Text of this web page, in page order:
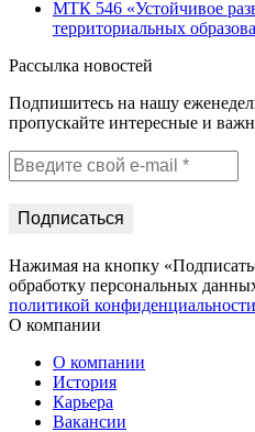
МТК 546 «Устойчивое
территориальных
Рассылка новостей
Подпишитесь на нашу
пропускайте интересные и
Нажимая на кнопку
обработку персональных
политикой конфиденциальности
О компании
О компании
История
Карьера
Вакансии